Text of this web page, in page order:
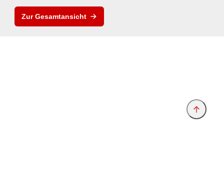
Zur Gesamtansicht